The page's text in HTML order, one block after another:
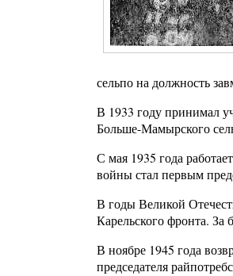
сельпо на должность
В 1933 году принимал
Больше-Мамырского
С мая 1935 года
войны стал первым
В годы Великой
Карельского фронта.
В ноябре 1945 года
председателя